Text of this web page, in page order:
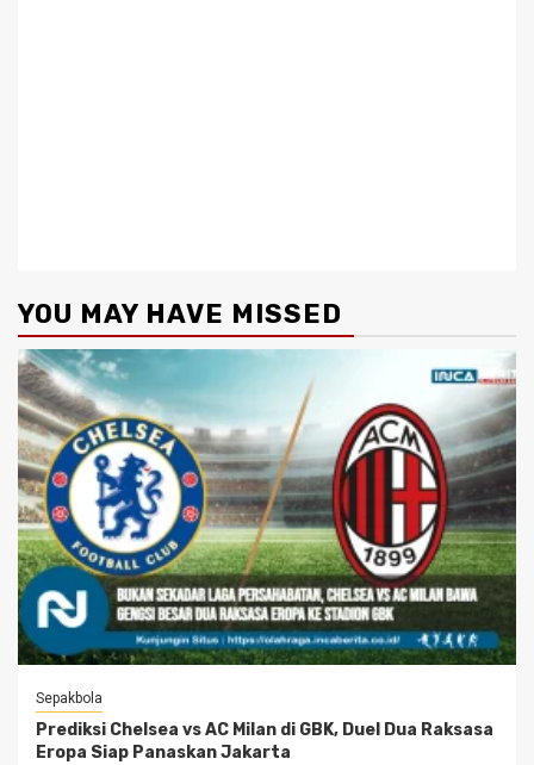
YOU MAY HAVE MISSED
Sepakbola
Prediksi Chelsea vs AC Milan di GBK, Duel Dua Raksasa
Eropa Siap Panaskan Jakarta